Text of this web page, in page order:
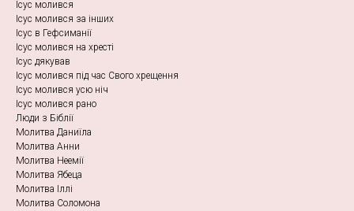
Ісус молився
Ісус молився за інших
Ісус в Гефсиманії
Ісус молився на хресті
Ісус дякував
Ісус молився під час Свого хрещення
Ісус молився усю ніч
Ісус молився рано
Люди з Біблії
Молитва Даниїла
Молитва Анни
Молитва Неемії
Молитва Ябеца
Молитва Іллі
Молитва Соломона